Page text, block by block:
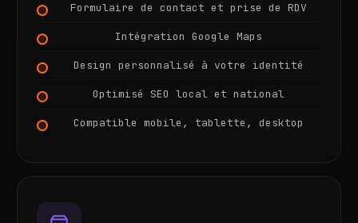
Formulaire de contact et prise de RDV
Intégration Google Maps
Design personnalisé à votre identité
Optimisé SEO local et national
Compatible mobile, tablette, desktop